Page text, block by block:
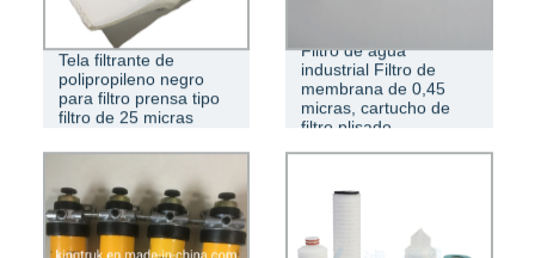
Tela filtrante de
polipropileno negro
para filtro prensa tipo
filtro de 25 micras
Filtro de agua
industrial Filtro de
membrana de 0,45
micras, cartucho de
filtro plisado